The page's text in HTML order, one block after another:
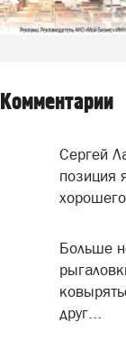
Комментарии
Сергей
позиция
хорошего
Больше
друг...